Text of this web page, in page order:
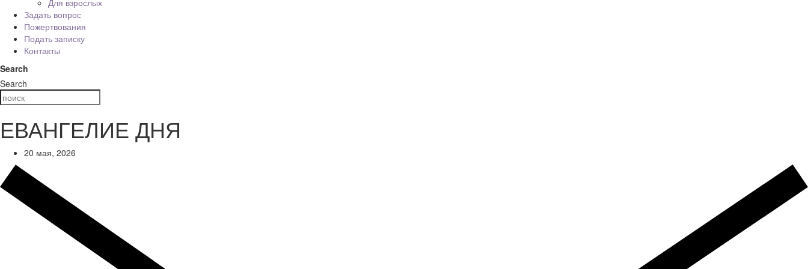
Для взрослых
Задать вопрос
Пожертвования
Подать записку
Контакты
Search
Search
ЕВАНГЕЛИЕ ДНЯ
20 мая, 2026